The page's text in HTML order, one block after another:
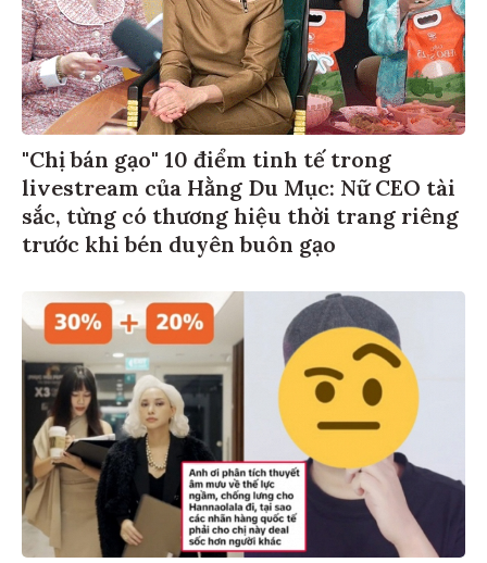
"Chị bán gạo" 10 điểm tinh tế trong
livestream của Hằng Du Mục: Nữ CEO tài
sắc, từng có thương hiệu thời trang riêng
trước khi bén duyên buôn gạo